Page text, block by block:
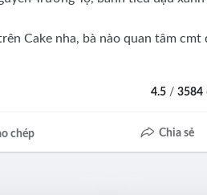
Cake nha, bà nào quan tâm cmt
4.5 /3584
chép Chia sẻ